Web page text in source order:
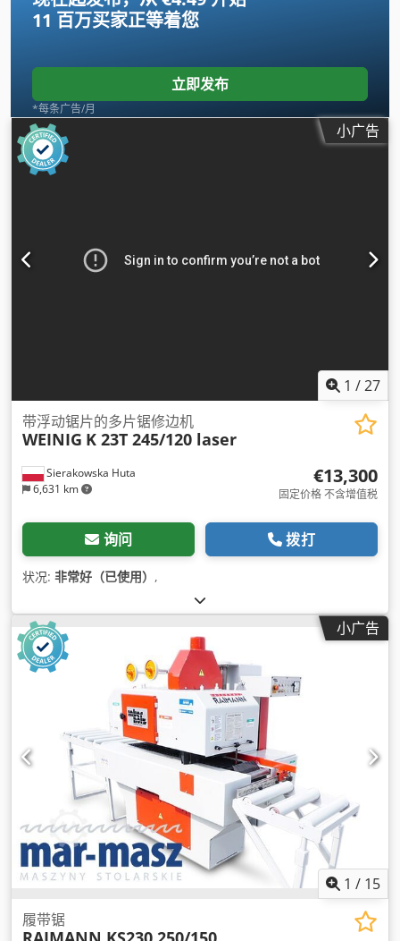
11 百万买家正等着您
立即发布
*每条广告/月
小广告
1 /27
Sierakowska Huta
6,631 km
带浮动锯片的多片锯修边机
WEINIG K 23T 245/120 laser
€13,300
固定价格 不含增值税
询问 拨打
状况: 非常好（已使用） ,
小广告
1 / 15
履带锯